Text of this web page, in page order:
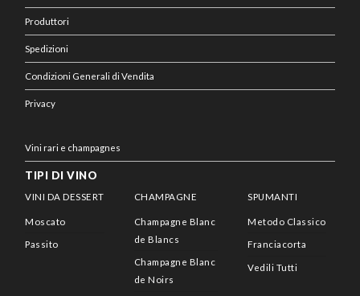
Produttori
Spedizioni
Condizioni Generali di Vendita
Privacy
Vini rari e champagnes
TIPI DI VINO
VINI DA DESSERT
Moscato
Passito
CHAMPAGNE
Champagne Blanc
de Blancs
Champagne Blanc
de Noirs
SPUMANTI
Metodo Classico
Franciacorta
Vedili Tutti